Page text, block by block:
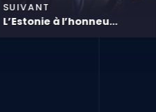
SUIVANT
L’Estonie à l’honneu...